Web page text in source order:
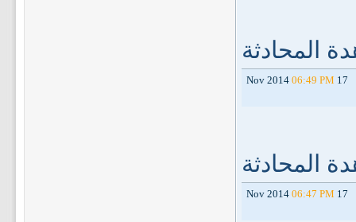
المحادثة
17 Nov 2014
06:49 PM
المحادثة
17 Nov 2014
06:47 PM